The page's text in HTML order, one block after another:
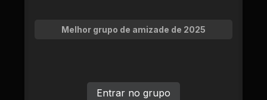
Melhor grupo de amizade de 2025
Entrar no grupo